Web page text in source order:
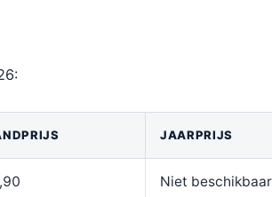
JAARPRIJS
Niet beschikbaar